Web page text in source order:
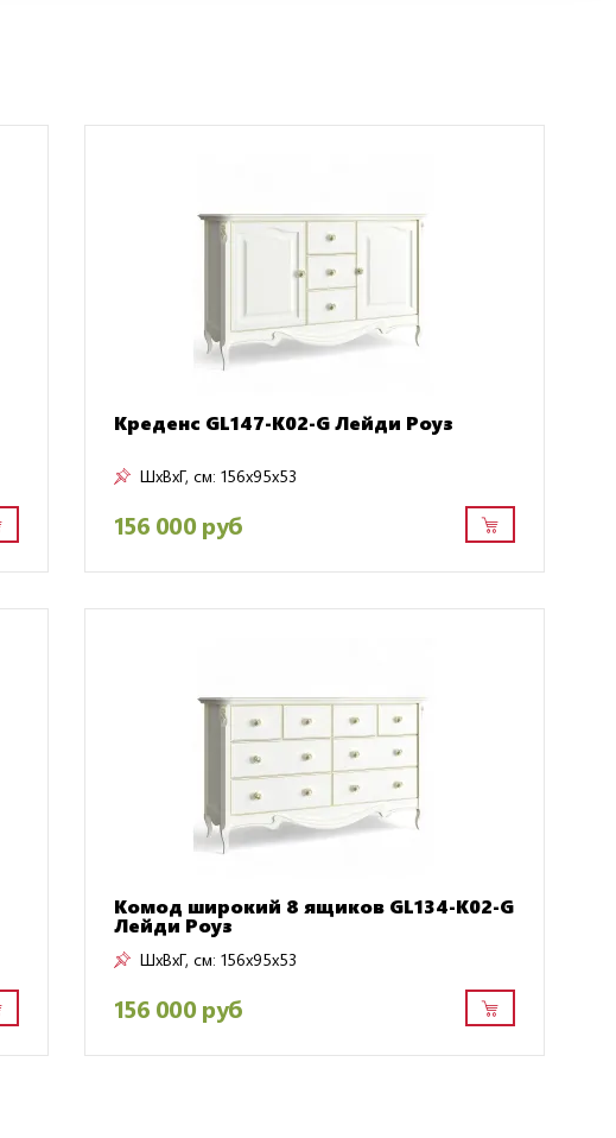
Креденс GL147-K02-G Лейди Роуз
ШxВxГ, см: 156x95x53
156 000 руб
Комод широкий 8 ящиков GL134-K02-G
Лейди Роуз
ШxВxГ, см: 156x95x53
156 000 руб